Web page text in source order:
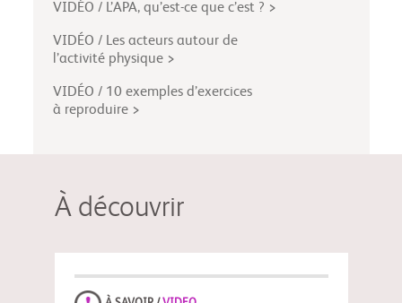
VIDÉO / L’APA, qu’est-ce que c’est ? >
VIDÉO / Les acteurs autour de
l’activité physique >
VIDÉO / 10 exemples d’exercices
à reproduire >
À découvrir